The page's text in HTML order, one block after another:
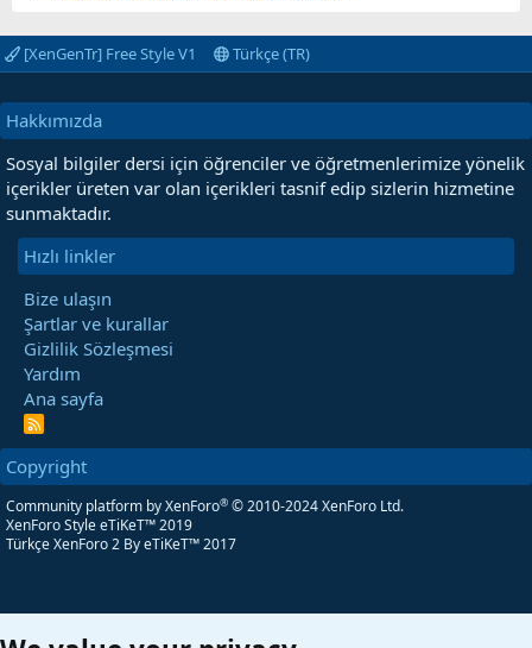
[XenGenTr] Free Style V1 Türkçe (TR)
Hakkımızda
Sosyal bilgiler dersi için öğrenciler ve öğretmenlerimize yönelik
içerikler üreten var olan içerikleri tasnif edip sizlerin hizmetine
sunmaktadır.
Hızlı linkler
Bize ulaşın
Şartlar ve kurallar
Gizlilik Sözleşmesi
Yardım
Ana sayfa
R
S
Copyright
Community platform by XenForo® © 2010-2024 XenForo Ltd.
XenForo Style eTiKeT™ 2019
Türkçe XenForo 2 By eTiKeT™ 2017